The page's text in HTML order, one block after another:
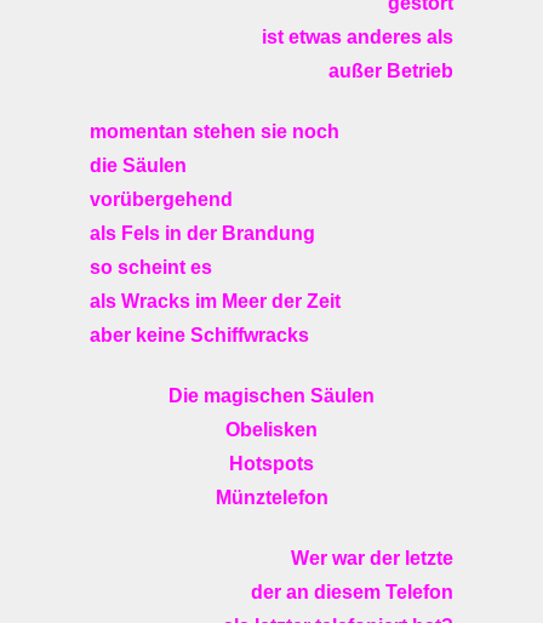
ist etwas anderes als
außer Betrieb
momentan stehen sie noch
die Säulen
vorübergehend
als Fels in der Brandung
so scheint es
als Wracks im Meer der Zeit
aber keine Schiffwracks
Die magischen Säulen
Obelisken
Hotspots
Münztelefon
Wer war der letzte
der an diesem Telefon